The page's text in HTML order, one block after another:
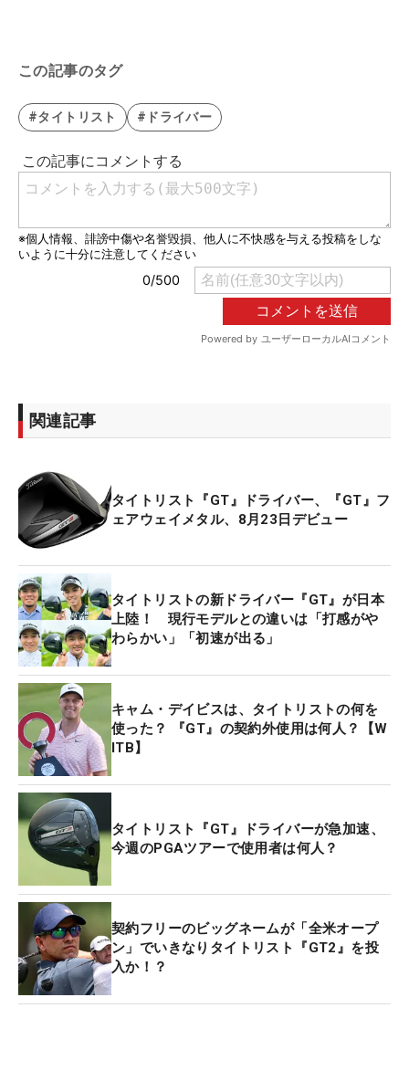
この記事のタグ
#タイトリスト #ドライバー
関連記事
タイトリスト『GT』ドライバー、『GT』フ
ェアウェイメタル、8月23日デビュー
タイトリストの新ドライバー『GT』が日本
上陸！ 現行モデルとの違いは「打感がや
わらかい」「初速が出る」
キャム・デイビスは、タイトリストの何を
使った？ 『GT』の契約外使用は何人？【W
ITB】
タイトリスト『GT』ドライバーが急加速、
今週のPGAツアーで使用者は何人？
契約フリーのビッグネームが「全米オープ
ン」でいきなりタイトリスト『GT2』を投
入か！？